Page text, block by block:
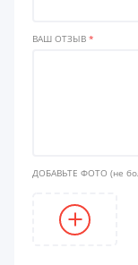
ВАШ ОТЗЫВ *
ДОБАВЬТЕ ФОТО (не